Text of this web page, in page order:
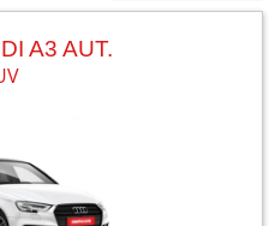
A3 AUT.